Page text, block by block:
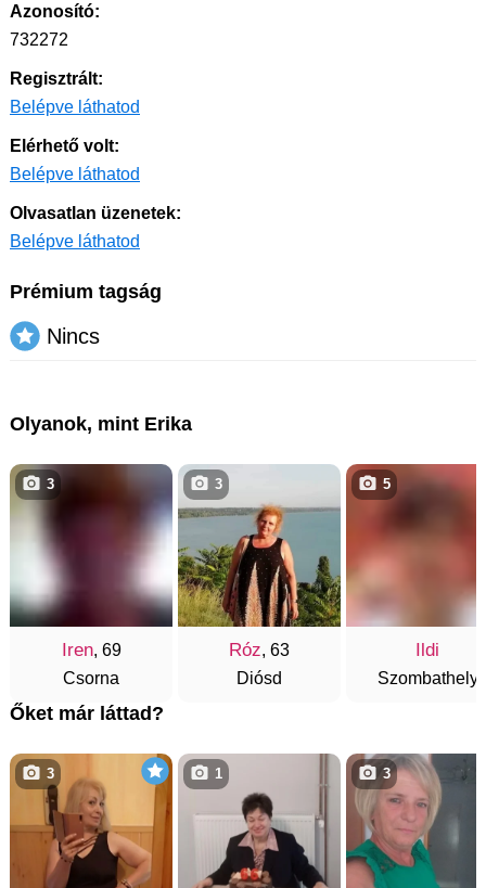
Azonosító:
732272
Regisztrált:
Belépve láthatod
Elérhető volt:
Belépve láthatod
Olvasatlan üzenetek:
Belépve láthatod
Prémium tagság
Nincs
Olyanok, mint Erika
Iren, 69
Csorna
3
Róz, 63
Diósd
3
Ildi
Szombathely
5
Őket már láttad?
3 1 3